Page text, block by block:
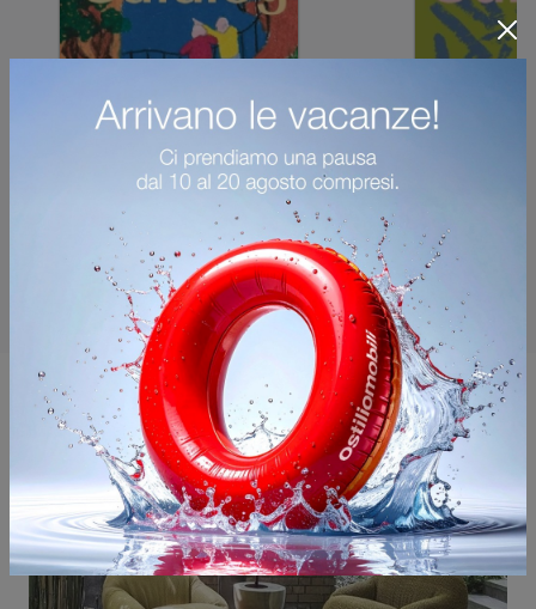
Potrebbero piacerti anche